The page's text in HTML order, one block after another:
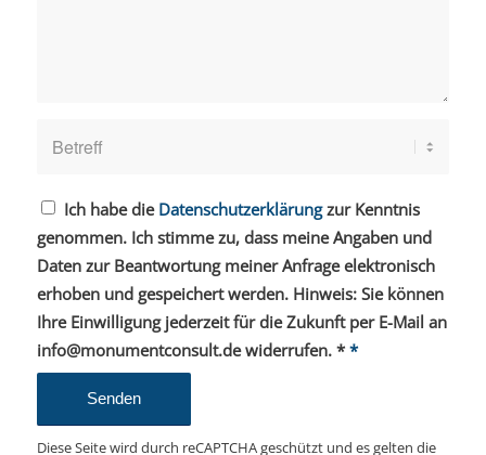
Leider ist beim Versuch, mit der Google-
reCAPTCHA-API zu kommunizieren, ein
Problem aufgetreten. Du kannst das
Kontaktformular derzeit nicht absenden. Bitte
versuche es später erneut - lade die Seite neu
und überprüfe deine Internetverbindung.
Ich habe dieDatenschutzerklärungzur Kenntnis
Daten zur Beantwortung meiner Anfrage elektronisch
erhoben und gespeichert werden. Hinweis: Sie können